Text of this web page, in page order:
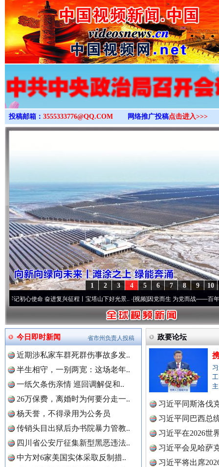
>
投稿邮箱： 3555333776@QQ.COM 网络推广投稿点击进入>>>
10
9
8
7
6
5
4
3
2
1
命 奋进复兴征程丨宝塔山下好光景..·[视频]因党而生 为党而战——百年“纪”事⑧加强
今日即时新闻
近期涉私家车群死群伤事故多发..
半生相守，一别两宽：这场老年..
一纸欠条伤亲情 巡回调解促和..
26万保费，离婚时为何要分走一..
杨天誉，不得录用为公务员
传销头目出狱后办书院暴力管教..
四川省公安厅征集新型黑恶违法..
中方对6家美国实体采取反制措..
省市州负责人投稿 政要论坛
习近平同斯洛伐
习近平同巴西总
习近平在2026世
理高级..
习近平会见哈萨
习近平将出席
“后车司机肯定在骂我” 全民健